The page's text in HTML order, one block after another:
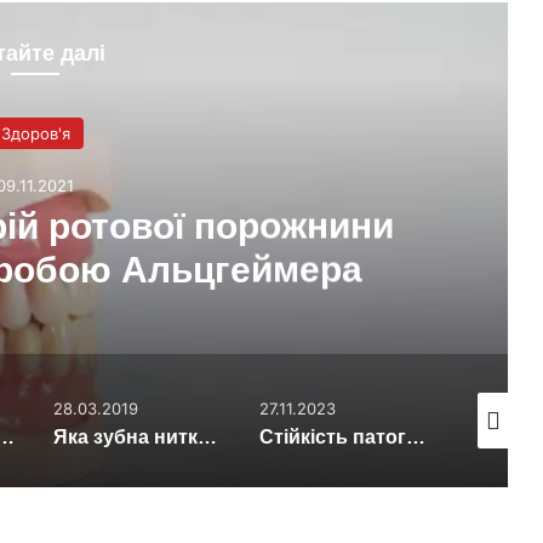
далі
Здоров'я
ротової порожнини
Альцгеймера
ракові клітини
28.03.2019
Яка зубна нитка безпечна для здоров’я?
27.11.2023
Стійкість патогенів до антибіотиків пов’язали з нестачею вітамінів
10.02.2019